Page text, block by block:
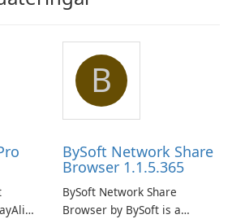
B
BySoft Network Share
Browser 1.1.5.365
BySoft Network Share
Browser by BySoft is a